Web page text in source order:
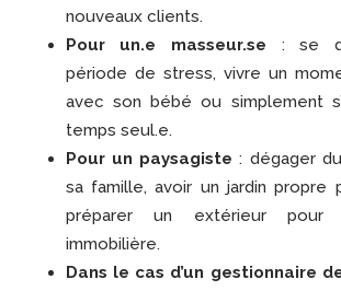
nouveaux clients.
Pour un.e masseur.se : se
période de stress, vivre un
avec son bébé ou simplement
temps seul.e.
Pour un paysagiste : dégager
sa famille, avoir un jardin propre
préparer un extérieur pour
immobilière.
Dans le cas d’un gestionnaire